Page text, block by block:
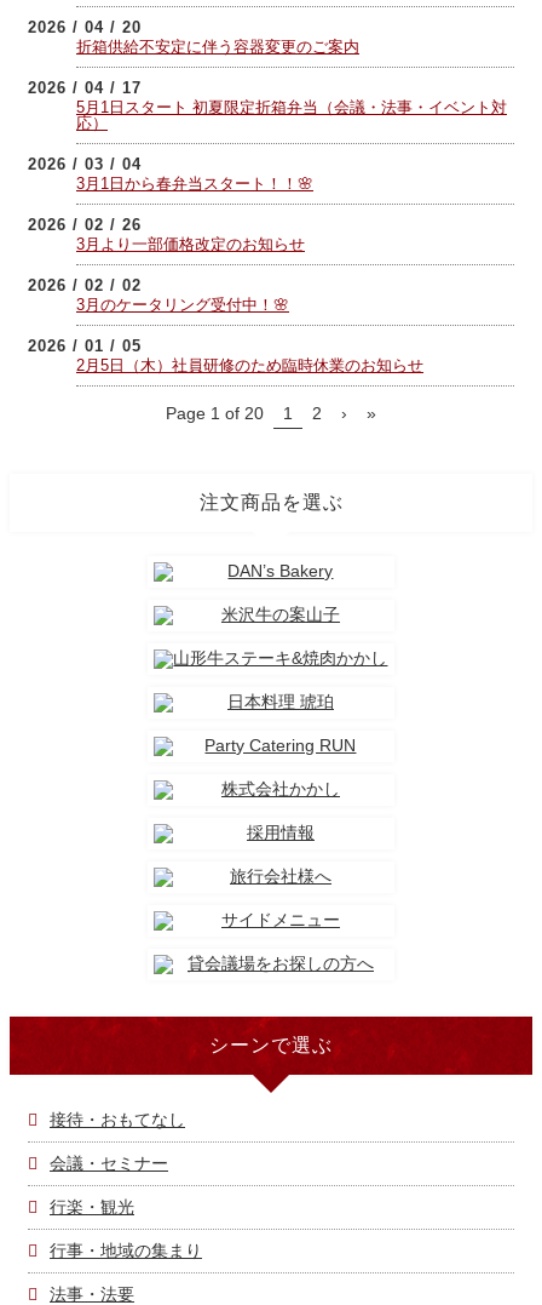
2026 / 04 / 20
折箱供給不安定に伴う容器変更のご案内
2026 / 04 / 17
5月1日スタート 初夏限定折箱弁当（会議・法事・イベント対
応）
2026 / 03 / 04
3月1日から春弁当スタート！！🌸
2026 / 02 / 26
3月より一部価格改定のお知らせ
2026 / 02 / 02
3月のケータリング受付中！🌸
2026 / 01 / 05
2月5日（木）社員研修のため臨時休業のお知らせ
Page 1 of 20 1 2 › »
注文商品を選ぶ
シーンで選ぶ
接待・おもてなし
会議・セミナー
行楽・観光
行事・地域の集まり
法事・法要